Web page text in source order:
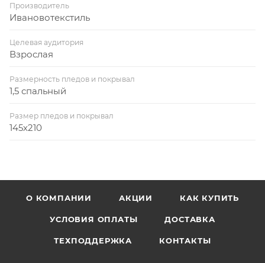
Производитель
Ивановотекстиль
Целевая аудитория
Взрослая
Размерность пледов и покрывал
1,5 спальный
Размер пледов и покрывал
145х210
О КОМПАНИИ АКЦИИ КАК КУПИТЬ
УСЛОВИЯ ОПЛАТЫ ДОСТАВКА
ТЕХПОДДЕРЖКА КОНТАКТЫ